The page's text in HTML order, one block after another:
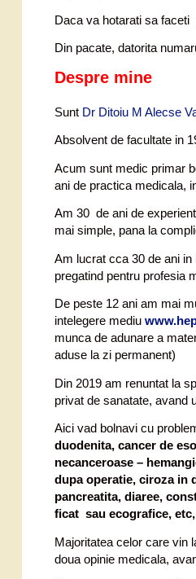
Daca va hotarati sa faceti
Din pacate, datorita
Despre mine
Sunt Dr Ditoiu M Alecse
Absolvent de facultate in
Acum sunt medic primar
ani de practica medicala,
Am 30 de ani de
mai simple, pana la
Am lucrat cca 30 de ani
pregatind pentru profesia
De peste 12 ani am mai
intelegere mediu
munca de adunare a
aduse la zi permanent)
Din 2019 am renuntat la
privat de sanatate, avand
Aici vad bolnavi cu
duodenita, cancer de
necanceroase –
dupa operatie, ciroza in
pancreatita, diaree,
ficat sau ecografice,
Majoritatea celor care vin
doua opinie medicala,